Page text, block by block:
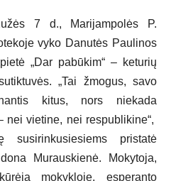
7 d., Marijampolės P.
vyko Danutės Paulinos
„Dar pabūkim“ – keturių
„Tai žmogus, savo
kitus, nors niekada
nei vietine, nei respublikine“,
pristatė
Murauskienė. Mokytoja,
mokykloje, esperanto